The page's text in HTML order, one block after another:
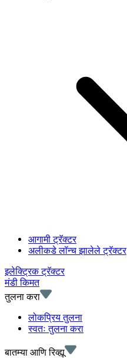
आगामी ट्रॅक्टर
अलीकडे लॉन्च झालेले ट्रॅक्टर
इलेक्ट्रिक ट्रॅक्टर
मंडी किमत
तुलना करा
लोकप्रिय तुलना
स्वतः तुलना करा
बातम्या आणि रिव्ह्यू